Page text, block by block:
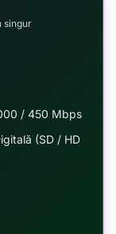
singur
/ 450 Mbps
(SD / HD